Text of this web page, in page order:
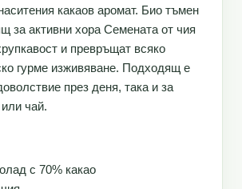
какаов аромат. Био тъмен
за активни хора Семената от чия
и превръщат всяко
гурме изживяване. Подходящ е
през деня, така и за
чай.
с 70% какао